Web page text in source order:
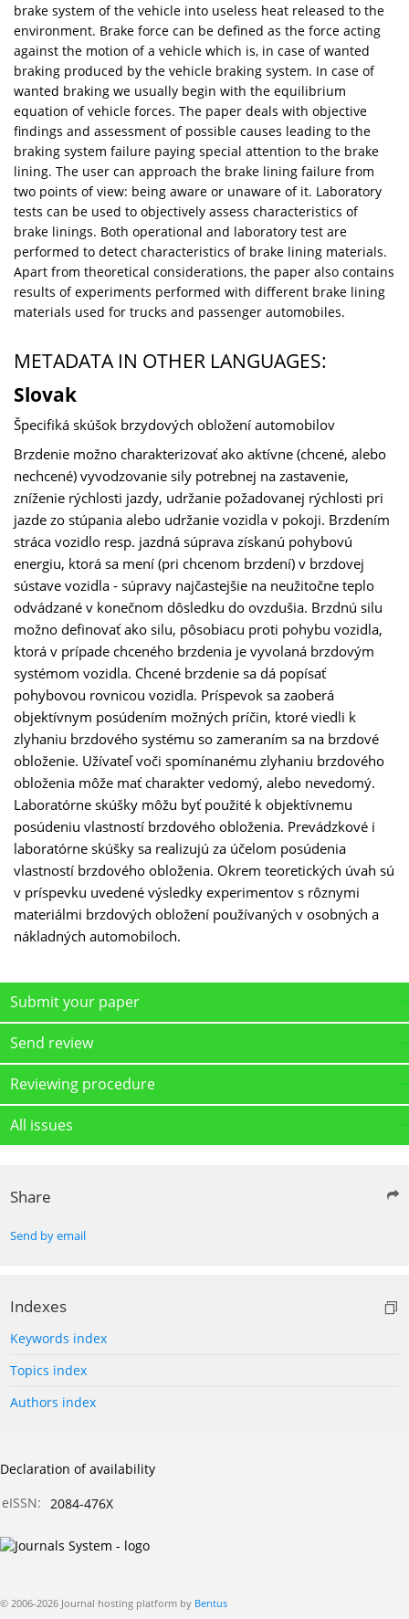
brake system of the vehicle into useless heat released to the
environment. Brake force can be defined as the force acting
against the motion of a vehicle which is, in case of wanted
braking produced by the vehicle braking system. In case of
wanted braking we usually begin with the equilibrium
equation of vehicle forces. The paper deals with objective
findings and assessment of possible causes leading to the
braking system failure paying special attention to the brake
lining. The user can approach the brake lining failure from
two points of view: being aware or unaware of it. Laboratory
tests can be used to objectively assess characteristics of
brake linings. Both operational and laboratory test are
performed to detect characteristics of brake lining materials.
Apart from theoretical considerations, the paper also contains
results of experiments performed with different brake lining
materials used for trucks and passenger automobiles.
METADATA IN OTHER LANGUAGES:
Slovak
Špecifiká skúšok brzydových obložení automobilov
Brzdenie možno charakterizovať ako aktívne (chcené, alebo
nechcené) vyvodzovanie sily potrebnej na zastavenie,
zníženie rýchlosti jazdy, udržanie požadovanej rýchlosti pri
jazde zo stúpania alebo udržanie vozidla v pokoji. Brzdením
stráca vozidlo resp. jazdná súprava získanú pohybovú
energiu, ktorá sa mení (pri chcenom brzdení) v brzdovej
sústave vozidla - súpravy najčastejšie na neužitočne teplo
odvádzané v konečnom dôsledku do ovzdušia. Brzdnú silu
možno definovať ako silu, pôsobiacu proti pohybu vozidla,
ktorá v prípade chceného brzdenia je vyvolaná brzdovým
systémom vozidla. Chcené brzdenie sa dá popísať
pohybovou rovnicou vozidla. Príspevok sa zaoberá
objektívnym posúdením možných príčin, ktoré viedli k
zlyhaniu brzdového systému so zameraním sa na brzdové
obloženie. Užívateľ voči spomínanému zlyhaniu brzdového
obloženia môže mať charakter vedomý, alebo nevedomý.
Laboratórne skúšky môžu byť použité k objektívnemu
posúdeniu vlastností brzdového obloženia. Prevádzkové i
laboratórne skúšky sa realizujú za účelom posúdenia
vlastností brzdového obloženia. Okrem teoretických úvah sú
v príspevku uvedené výsledky experimentov s rôznymi
materiálmi brzdových obložení používaných v osobných a
nákladných automobiloch.
Submit your paper
Send review
Reviewing procedure
All issues
Share
Send by email
Indexes
Keywords index
Topics index
Authors index
Declaration of availability
eISSN:
2084-476X
© 2006-2026 Journal hosting platform by Bentus